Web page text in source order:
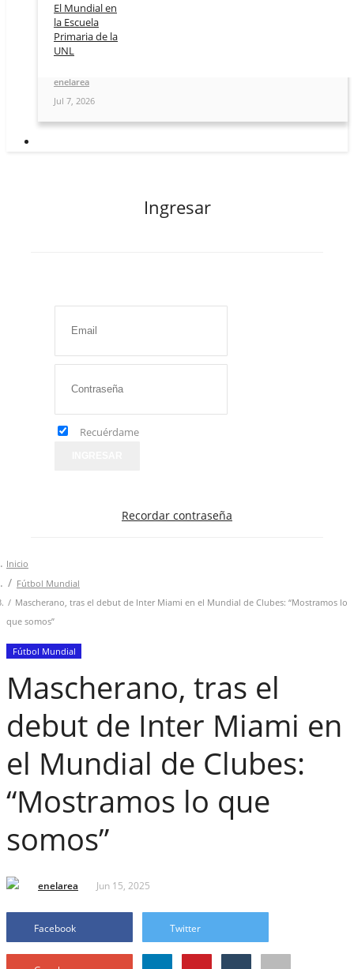
El Mundial en
la Escuela
Primaria de la
UNL
enelarea
Jul 7, 2026
Ingresar
Recuérdame
Recordar contraseña
Inicio
Fútbol Mundial
Mascherano, tras el debut de Inter Miami en el Mundial de Clubes: “Mostramos lo
que somos”
Fútbol Mundial
Mascherano, tras el
debut de Inter Miami en
el Mundial de Clubes:
“Mostramos lo que
somos”
enelarea Jun 15, 2025
Facebook Twitter